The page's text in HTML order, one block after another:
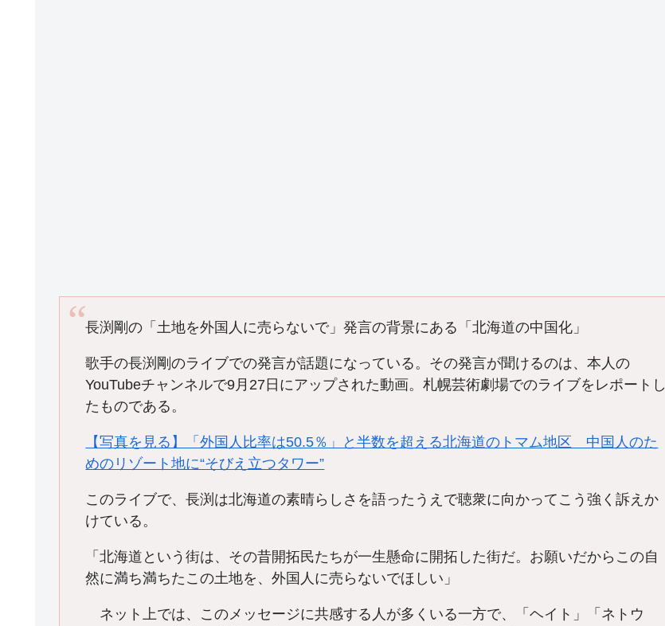
長渕剛の「土地を外国人に売らないで」発言の背景にある「北海道の中国化」
歌手の長渕剛のライブでの発言が話題になっている。その発言が聞けるのは、本人の
YouTubeチャンネルで9月27日にアップされた動画。札幌芸術劇場でのライブをレポートし
たものである。
【写真を見る】「外国人比率は50.5％」と半数を超える北海道のトマム地区 中国人のた
めのリゾート地に“そびえ立つタワー”
このライブで、長渕は北海道の素晴らしさを語ったうえで聴衆に向かってこう強く訴えか
けている。
「北海道という街は、その昔開拓民たちが一生懸命に開拓した街だ。お願いだからこの自
然に満ち満ちたこの土地を、外国人に売らないでほしい」
ネット上では、このメッセージに共感する人が多くいる一方で、「ヘイト」「ネトウ